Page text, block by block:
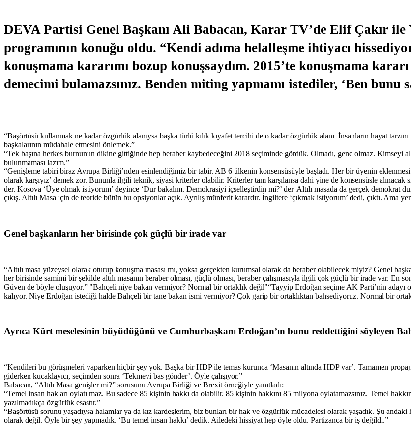
DEVA Partisi Genel Başkanı Ali Babacan, Karar TV’de Elif Çakır ile
programının konuğu oldu. “Kendi adıma helalleşme ihtiyacı
konuşmama kararımı bozup konuşsaydım. 2015’te konuşmama
demecimi bulamazsınız. Benden miting yapmamı istediler, ‘Ben bunu
“Başörtüsü kullanmak ne kadar özgürlük alanıysa başka türlü kılık kıyafet tercihi de o kadar özgürlük alanı. İnsanların hayat
başkalarının müdahale etmesini önlemek.”
“Tek başına herkes burnunun dikine gittiğinde hep beraber kaybedeceğini 2018 seçiminde gördük. Olmadı, gene olmaz.
bulunmaması lazım.”
“Genişleme tabiri biraz Avrupa Birliği’nden esinlendiğimiz bir tabir. AB 6 ülkenin konsensüsüyle başladı. Her bir üyenin
olarak karşıyız’ demek zor. Bununla ilgili teknik, siyasi kriterler olabilir. Kriterler tam karşılansa dahi yine de konsensüsle alınacak
der. Kosova ‘Üye olmak istiyorum’ deyince ‘Dur bakalım. Demokrasiyi içselleştirdin mi?’ der. Altılı masada da gerçek
çıkış. Altılı Masa için de teoride bütün bu opsiyonlar açık. Ayrılış münferit karardır. İngiltere ‘çıkmak istiyorum’ dedi, çıktı. Ama
Genel başkanların her birisinde çok güçlü bir irade var
“Altılı masa yüzeysel olarak oturup konuşma masası mı, yoksa gerçekten kurumsal olarak da beraber olabilecek miyiz? Genel
her birisinde samimi bir şekilde altılı masanın beraber olması, güçlü olması, beraber çalışmasıyla ilgili çok güçlü bir irade var. En
Güven de böyle oluşuyor.” "Bahçeli niye bakan vermiyor? Normal bir ortaklık değil"“Tayyip Erdoğan seçime AK Parti’nin
kalıyor. Niye Erdoğan istediği halde Bahçeli bir tane bakan ismi vermiyor? Çok garip bir ortaklıktan bahsediyoruz. Normal bir
Ayrıca Kürt meselesinin büyüdüğünü ve Cumhurbaşkanı Erdoğan’ın bunu reddettiğini söyleyen
“Kendileri bu görüşmeleri yaparken hiçbir şey yok. Başka bir HDP ile temas kurunca ‘Masanın altında HDP var’. Tamamen
giderken kucaklayıcı, seçimden sonra ‘Tekmeyi bas gönder’. Öyle çalışıyor.”
Babacan, “Altılı Masa genişler mi?” sorusunu Avrupa Birliği ve Brexit örneğiyle yanıtladı:
“Temel insan hakları oylatılmaz. Bu sadece 85 kişinin hakkı da olabilir. 85 kişinin hakkını 85 milyona oylatamazsınız. Temel
yazılmadıkça özgürlük esastır.”
“Başörtüsü sorunu yaşadıysa halamlar ya da kız kardeşlerim, biz bunları bir hak ve özgürlük mücadelesi olarak yaşadık. Şu
olarak değil. Öyle bir şey yapmadık. ‘Bu temel insan hakkı’ dedik. Ailedeki hissiyat hep öyle oldu. Partizanca bir iş değildi.”